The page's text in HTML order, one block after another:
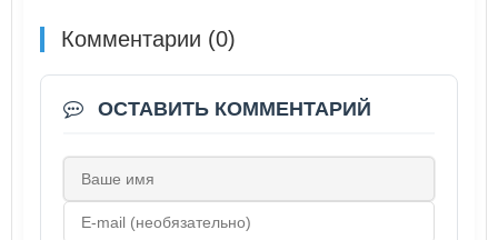
Комментарии (0)
ОСТАВИТЬ КОММЕНТАРИЙ